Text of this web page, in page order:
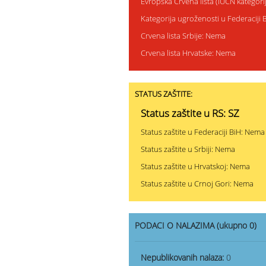
Kategorija ugroženosti u Federaciji
Crvena lista Srbije: Nema
Crvena lista Hrvatske: Nema
STATUS ZAŠTITE:
Status zaštite u RS: SZ
Status zaštite u Federaciji BiH: Nema
Status zaštite u Srbiji: Nema
Status zaštite u Hrvatskoj: Nema
Status zaštite u Crnoj Gori: Nema
PODACI O NALAZIMA (ukupno 0)
Nepublikovanih nalaza: 0